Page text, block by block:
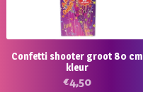
Confetti shooter groot 80 cm
kleur
€4,50